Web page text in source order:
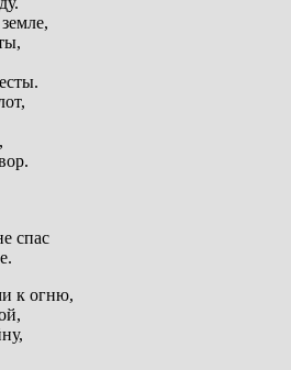
спас
к огню,